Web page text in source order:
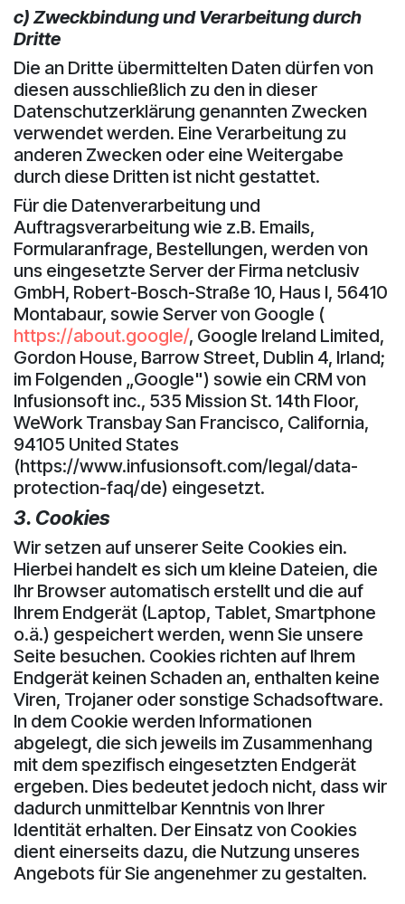
c) Zweckbindung und Verarbeitung durch
Dritte
Die an Dritte übermittelten Daten dürfen von
diesen ausschließlich zu den in dieser
Datenschutzerklärung genannten Zwecken
verwendet werden. Eine Verarbeitung zu
anderen Zwecken oder eine Weitergabe
durch diese Dritten ist nicht gestattet.
Für die Datenverarbeitung und
Auftragsverarbeitung wie z.B. Emails,
Formularanfrage, Bestellungen, werden von
uns eingesetzte Server der Firma netclusiv
GmbH, Robert-Bosch-Straße 10, Haus I, 56410
Montabaur, sowie Server von Google (
https://about.google/, Google Ireland Limited,
Gordon House, Barrow Street, Dublin 4, Irland;
im Folgenden „Google") sowie ein CRM von
Infusionsoft inc., 535 Mission St. 14th Floor,
WeWork Transbay San Francisco, California,
94105 United States
(https://www.infusionsoft.com/legal/data-
protection-faq/de) eingesetzt.
3. Cookies
Wir setzen auf unserer Seite Cookies ein.
Hierbei handelt es sich um kleine Dateien, die
Ihr Browser automatisch erstellt und die auf
Ihrem Endgerät (Laptop, Tablet, Smartphone
o.ä.) gespeichert werden, wenn Sie unsere
Seite besuchen. Cookies richten auf Ihrem
Endgerät keinen Schaden an, enthalten keine
Viren, Trojaner oder sonstige Schadsoftware.
In dem Cookie werden Informationen
abgelegt, die sich jeweils im Zusammenhang
mit dem spezifisch eingesetzten Endgerät
ergeben. Dies bedeutet jedoch nicht, dass wir
dadurch unmittelbar Kenntnis von Ihrer
Identität erhalten. Der Einsatz von Cookies
dient einerseits dazu, die Nutzung unseres
Angebots für Sie angenehmer zu gestalten.